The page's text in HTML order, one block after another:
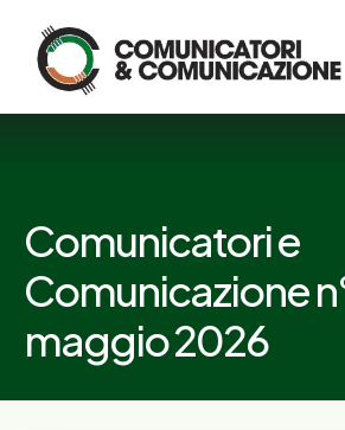
Logo
Comunicatori e
Comunicazione
maggio 2026